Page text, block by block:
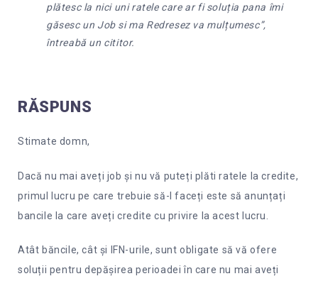
plătesc la nici uni ratele care ar fi soluția pana îmi
găsesc un Job si ma Redresez va mulțumesc”,
întreabă un cititor.
RĂSPUNS
Stimate domn,
Dacă nu mai aveți job și nu vă puteți plăti ratele la credite,
primul lucru pe care trebuie să-l faceți este să anunțați
bancile la care aveți credite cu privire la acest lucru.
Atât băncile, cât și IFN-urile, sunt obligate să vă ofere
soluții pentru depășirea perioadei în care nu mai aveți